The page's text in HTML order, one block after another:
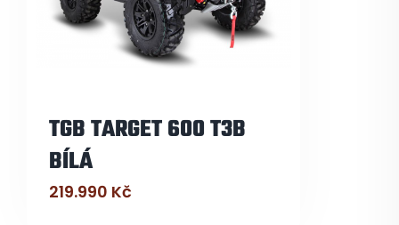
TGB TARGET 600 T3B
BÍLÁ
219.990 Kč